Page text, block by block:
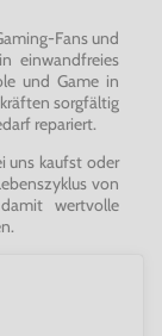
Fans und
einwandfreies
und Game in
sorgfältig
repariert.
uns kaufst oder
von
wertvolle